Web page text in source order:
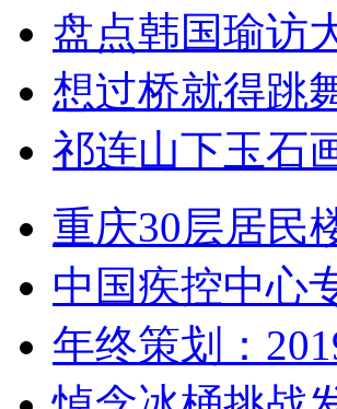
盘点韩国瑜访
想过桥就得跳
祁连山下玉石
重庆30层居
中国疾控中心
年终策划：